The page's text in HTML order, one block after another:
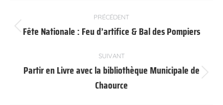
article
PRÉCÉDENT
Article
:
Fête Nationale : Feu d’artifice & Bal des Pompiers
SUIVANT
suivant
Partir en Livre avec la bibliothèque Municipale de
Chaource